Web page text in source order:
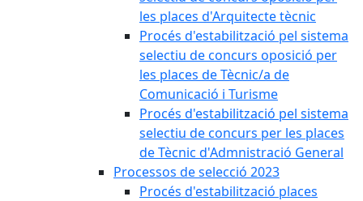
les places d'Arquitecte tècnic
Procés d'estabilització pel sistema
selectiu de concurs oposició per
les places de Tècnic/a de
Comunicació i Turisme
Procés d'estabilització pel sistema
selectiu de concurs per les places
de Tècnic d'Admnistració General
Processos de selecció 2023
Procés d'estabilització places